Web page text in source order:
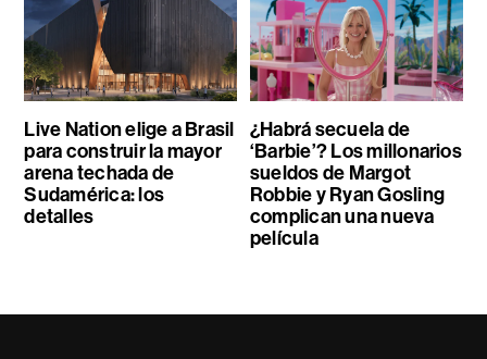
Live Nation elige a Brasil
para construir la mayor
arena techada de
Sudamérica: los
detalles
¿Habrá secuela de
‘Barbie’? Los millonarios
sueldos de Margot
Robbie y Ryan Gosling
complican una nueva
película